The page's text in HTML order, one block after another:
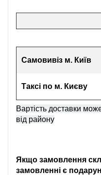
Самовивіз м. Київ
Таксі по м. Києву
Вартість доставки
від району
Якщо замовлення
замовленні є